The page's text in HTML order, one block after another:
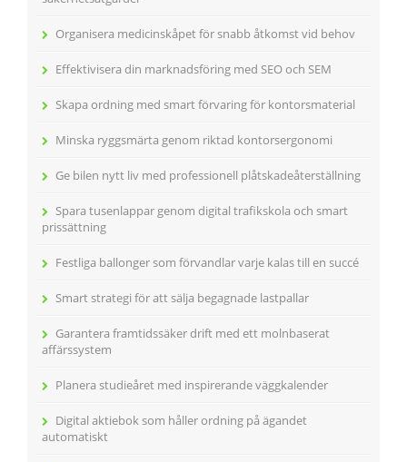
Organisera medicinskåpet för snabb åtkomst vid behov
Effektivisera din marknadsföring med SEO och SEM
Skapa ordning med smart förvaring för kontorsmaterial
Minska ryggsmärta genom riktad kontorsergonomi
Ge bilen nytt liv med professionell plåtskadeåterställning
Spara tusenlappar genom digital trafikskola och smart
prissättning
Festliga ballonger som förvandlar varje kalas till en succé
Smart strategi för att sälja begagnade lastpallar
Garantera framtidssäker drift med ett molnbaserat
affärssystem
Planera studieåret med inspirerande väggkalender
Digital aktiebok som håller ordning på ägandet
automatiskt